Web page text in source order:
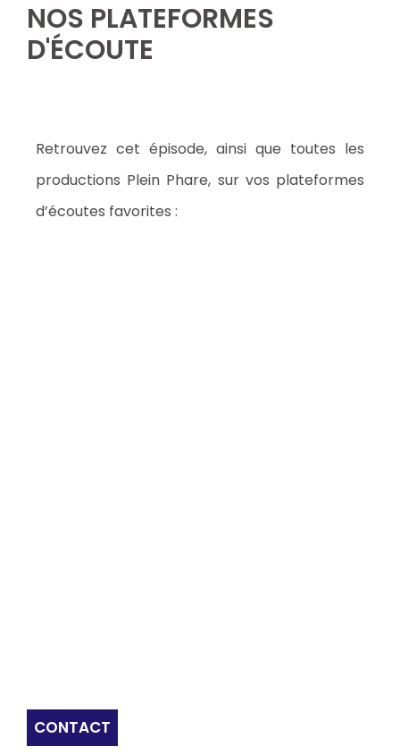
NOS PLATEFORMES
D'ÉCOUTE
Retrouvez cet épisode, ainsi que toutes les
productions Plein Phare, sur vos plateformes
d’écoutes favorites :
CONTACT